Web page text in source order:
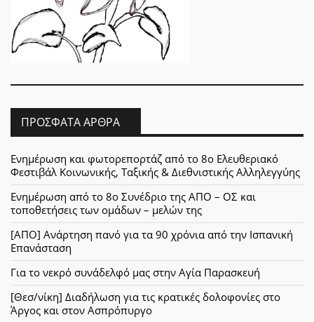
ΠΡΌΣΦΑΤΑ ΆΡΘΡΑ
Ενημέρωση και φωτορεπορτάζ από το 8ο Ελευθεριακό
Φεστιβάλ Κοινωνικής, Ταξικής & Διεθνιστικής Αλληλεγγύης
Ενημέρωση από το 8ο Συνέδριο της ΑΠΟ – ΟΣ και
τοποθετήσεις των ομάδων – μελών της
[ΑΠΟ] Ανάρτηση πανό για τα 90 χρόνια από την Ισπανική
Επανάσταση
Για το νεκρό συνάδελφό μας στην Αγία Παρασκευή
[Θεσ/νίκη] Διαδήλωση για τις κρατικές δολοφονίες στο
Άργος και στον Ασπρόπυργο